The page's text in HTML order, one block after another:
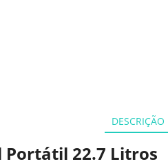
DESCRIÇÃO
Portátil 22.7 Litros